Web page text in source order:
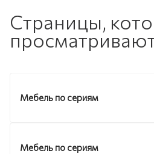
Страницы,
Мебель по сериям
Мебель по сериям